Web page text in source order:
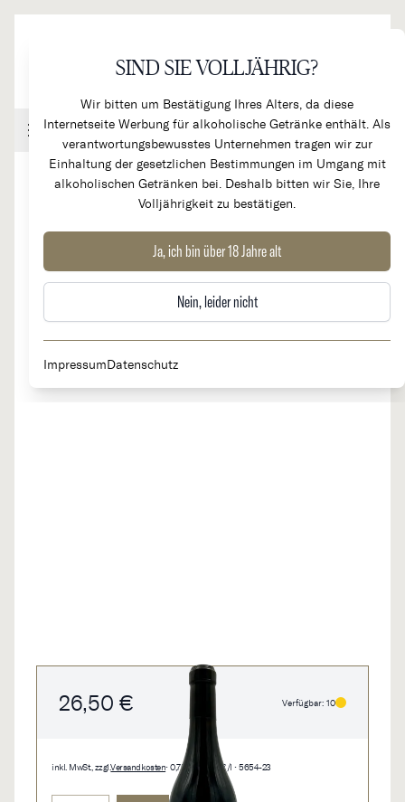
SIND SIE VOLLJÄHRIG?
Wir bitten um Bestätigung Ihres Alters, da diese
Internetseite Werbung für alkoholische Getränke enthält. Als
verantwortungsbewusstes Unternehmen tragen wir zur
Einhaltung der gesetzlichen Bestimmungen im Umgang mit
alkoholischen Getränken bei. Deshalb bitten wir Sie, Ihre
Volljährigkeit zu bestätigen.
Ja, ich bin über 18 Jahre alt
Nein, leider nicht
ImpressumDatenschutz
Handel & Gastronomie Kundenkonto Warenkorb
Langhe Pinot Nero
26,50 € Verfügbar: 10
inkl. MwSt., zzgl.Versandkosten• 0,75 l • 35,33 €/l • 5654-23